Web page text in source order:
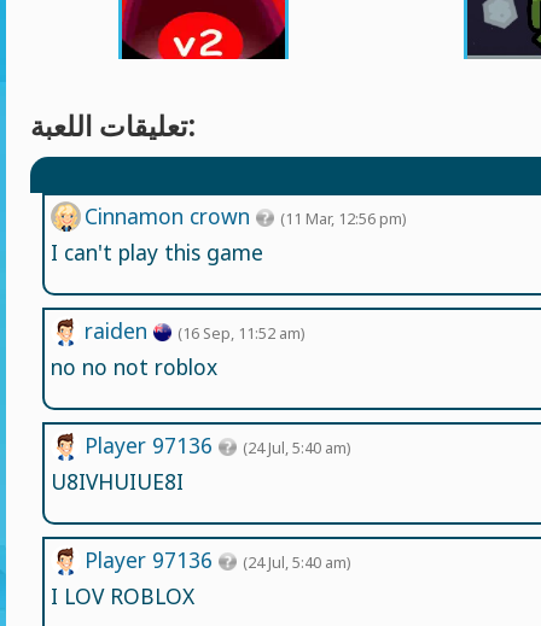
تعليقات اللعبة:
Player 97136 (24 Jul, 5:40 am)
I LOV ROBLOX
Player 97136 (24 Jul, 5:40 am)
U8IVHUIUE8I
raiden (16 Sep, 11:52 am)
no no not roblox
Cinnamon crown (11 Mar, 12:56 pm)
I can't play this game